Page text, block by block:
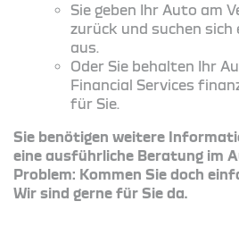
Sie geben Ihr Auto am
zurück und suchen sich
aus.
Oder Sie behalten Ihr
Financial Services
für Sie.
Sie benötigen weitere
eine ausführliche Beratung im
Problem: Kommen Sie doch
Wir sind gerne für Sie da.